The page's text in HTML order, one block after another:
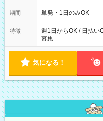
～21：00
期間 単発・1日のみOK
特徴
週1日からOK / 日払い
募集
気になる！